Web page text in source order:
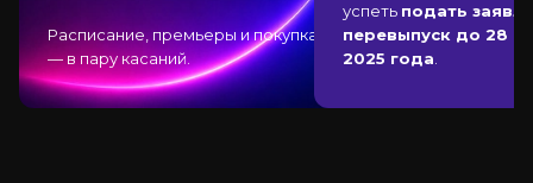
Расписание, премьеры и покупка
— в пару касаний.
успеть подать
перевыпуск до 28
2025 года